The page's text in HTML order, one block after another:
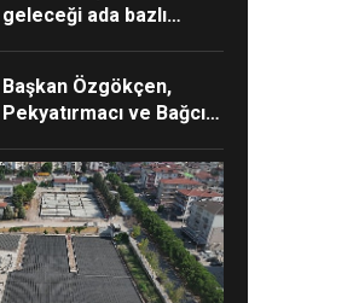
geleceği ada bazlı
Başkan Özgökçen,
Pekyatırmacı ve Bağcı
Vatandaşlarla Bir Araya
Geldi